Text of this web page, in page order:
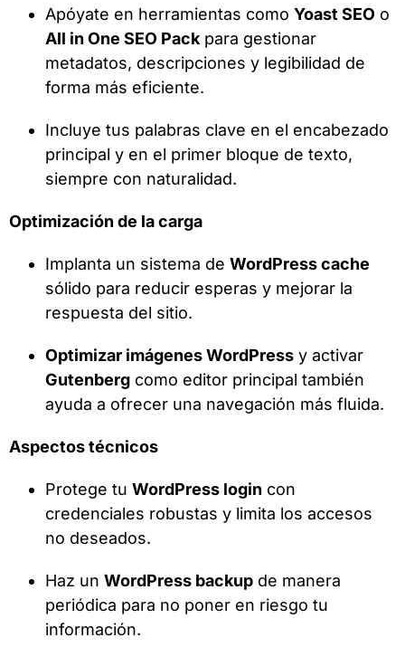
Apóyate en herramientas como Yoast SEO o
All in One SEO Pack para gestionar
metadatos, descripciones y legibilidad de
forma más eficiente.
Incluye tus palabras clave en el encabezado
principal y en el primer bloque de texto,
siempre con naturalidad.
Optimización de la carga
Implanta un sistema de WordPress cache
sólido para reducir esperas y mejorar la
respuesta del sitio.
Optimizar imágenes WordPress y activar
Gutenberg como editor principal también
ayuda a ofrecer una navegación más fluida.
Aspectos técnicos
Protege tu WordPress login con
credenciales robustas y limita los accesos
no deseados.
Haz un WordPress backup de manera
periódica para no poner en riesgo tu
información.